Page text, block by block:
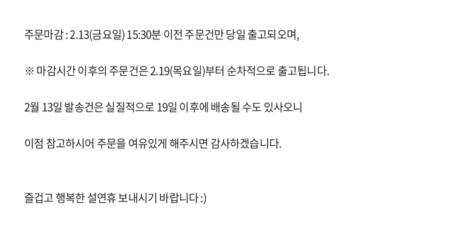
주문마감 : 2.13(금요일) 15:30분 이전 주문건만 당일 출고되오며,
※ 마감시간 이후의 주문건은 2.19(목요일)부터 순차적으로 출고됩니다.
2월 13일 발송건은 실질적으로 19일 이후에 배송될 수도 있사오니
이점 참고하시어 주문을 여유있게 해주시면 감사하겠습니다.
즐겁고 행복한 설연휴 보내시기 바랍니다 :)